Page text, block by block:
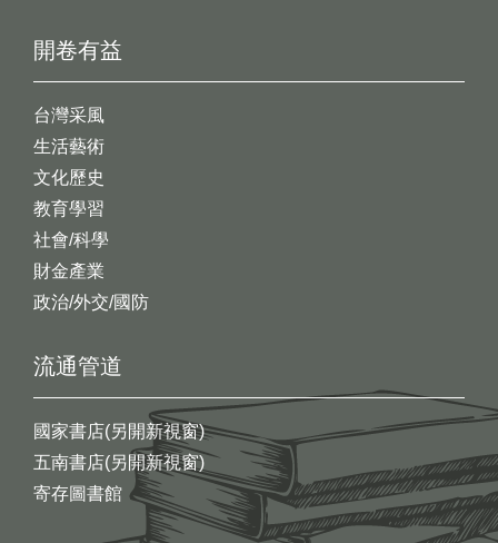
開卷有益
台灣采風
生活藝術
文化歷史
教育學習
社會/科學
財金產業
政治/外交/國防
流通管道
國家書店(另開新視窗)
五南書店(另開新視窗)
寄存圖書館